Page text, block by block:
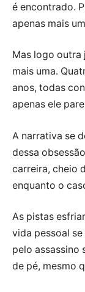
é encontrado.
apenas mais
Mas logo outra
mais uma.
anos, todas
apenas ele
A narrativa se
dessa
carreira, cheio
enquanto o
As pistas
vida pessoal
pelo assassino
de pé, mesmo